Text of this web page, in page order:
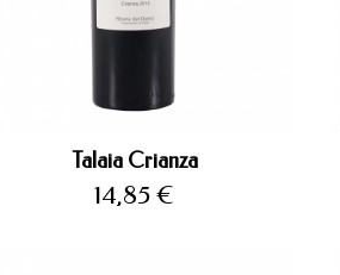
Talaia Crianza
Precio
14,85 €